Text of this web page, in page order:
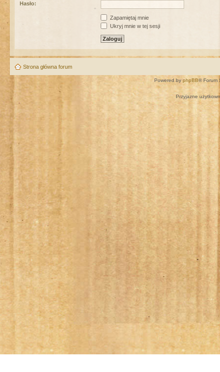
Hasło:
Zapamiętaj mnie
Ukryj mnie w tej sesji
Strona główna forum
Powered by phpBB® Forum
Przyjazne